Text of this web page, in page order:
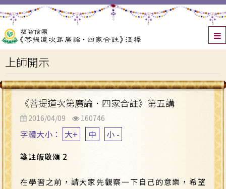
上師開示
《菩提道次第廣論．四家合註》第五講
2016/04/09 160746
字體大小： 大+ 中 小 -
箋註皈敬頌 2
在學習之前，請大家先觀察一下自己的意樂，希望